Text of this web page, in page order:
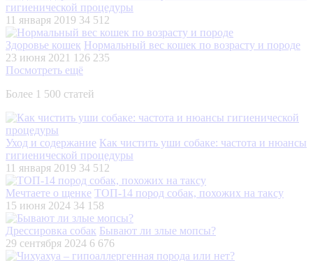
гигиенической процедуры
11 января 2019 34 512
Здоровье кошек Нормальный вес кошек по возрасту и породе
23 июня 2021 126 235
Посмотреть ещё
Более 1 500 статей
Уход и содержание Как чистить уши собаке: частота и нюансы
гигиенической процедуры
11 января 2019 34 512
Мечтаете о щенке ТОП-14 пород собак, похожих на таксу
15 июня 2024 34 158
Дрессировка собак Бывают ли злые мопсы?
29 сентября 2024 6 676